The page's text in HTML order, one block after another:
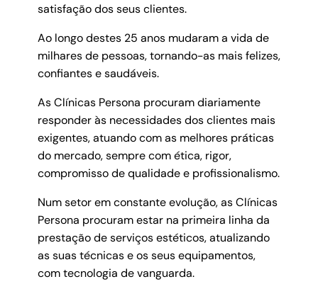
satisfação dos seus clientes.
Ao longo destes 25 anos mudaram a vida de
milhares de pessoas, tornando-as mais felizes,
confiantes e saudáveis.
As Clínicas Persona procuram diariamente
responder às necessidades dos clientes mais
exigentes, atuando com as melhores práticas
do mercado, sempre com ética, rigor,
compromisso de qualidade e profissionalismo.
Num setor em constante evolução, as Clínicas
Persona procuram estar na primeira linha da
prestação de serviços estéticos, atualizando
as suas técnicas e os seus equipamentos,
com tecnologia de vanguarda.